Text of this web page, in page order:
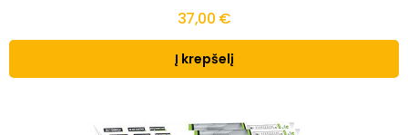
37,00 €
Į krepšelį